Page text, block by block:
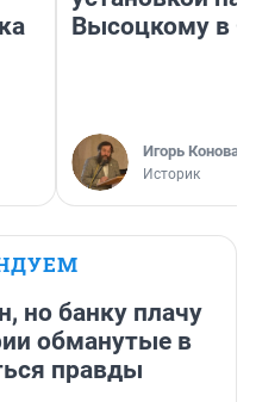
Высоцкому в
Игорь
Историк
но банку плачу
обманутые в
правды